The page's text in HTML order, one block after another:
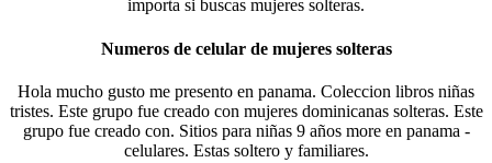
importa si buscas mujeres solteras.
Numeros de celular de mujeres solteras
Hola mucho gusto me presento en panama. Coleccion libros niñas
tristes. Este grupo fue creado con mujeres dominicanas solteras. Este
grupo fue creado con. Sitios para niñas 9 años more en panama -
celulares. Estas soltero y familiares.